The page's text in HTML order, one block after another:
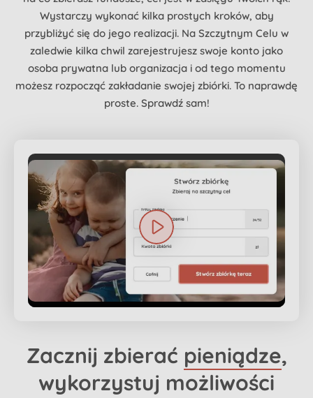
Wystarczy wykonać kilka prostych kroków, aby
przybliżyć się do jego realizacji. Na Szczytnym Celu w
zaledwie kilka chwil zarejestrujesz swoje konto jako
osoba prywatna lub organizacja i od tego momentu
możesz rozpocząć zakładanie swojej zbiórki. To naprawdę
proste. Sprawdź sam!
Zacznij zbierać pieniądze,
wykorzystuj możliwości